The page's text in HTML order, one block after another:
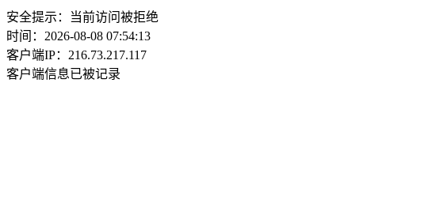
安全提示：当前访问被拒绝
时间：2026-08-08 07:54:13
客户端IP：216.73.217.117
客户端信息已被记录